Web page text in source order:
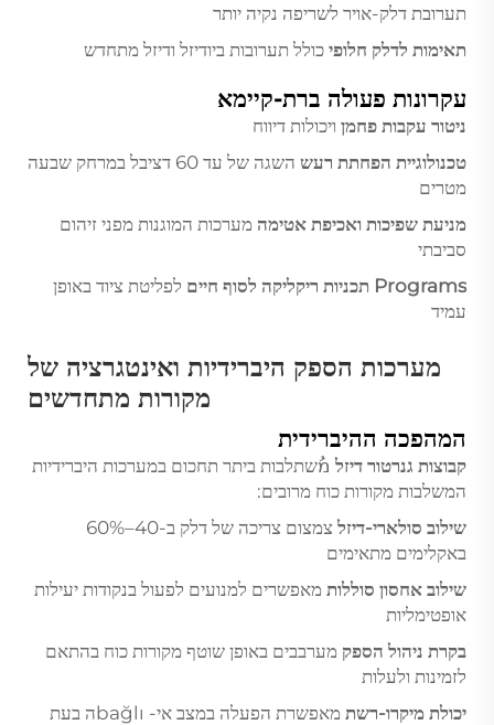
תערובת דלק-אויר לשריפה נקיה יותר
תאימות לדלק חלופי כולל תערובות ביודיזל ודיזל מתחדש
עקרונות פעולה ברת-קיימא
ניטור עקבות פחמן ויכולות דיווח
טכנולוגיית הפחתת רעש
השגה של עד 60 דציבל במרחק שבעה
מטרים
מניעת שפיכות ואכיפת אטימה מערכות המוגנות מפני זיהום
סביבתי
Programs תכניות ריקליקה לסוף חיים
לפליטת ציוד באופן
עמיד
מערכות הספק היברידיות ואינטגרציה של
מקורות מתחדשים
המהפכה ההיברידית
קבוצות גנרטור דיזל מُשתלבות ביתר תחכום במערכות היברידיות
המשלבות מקורות כוח מרובים:
שילוב סולארי-דיזל
צמצום צריכה של דלק ב-40–60%
באקלימים מתאימים
שילוב אחסון סוללות מאפשרים למנועים לפעול בנקודות יעילות
אופטימליות
בקרת ניהול הספק מערבבים באופן שוטף מקורות כוח בהתאם
לזמינות ולעלות
יכולת מיקרו-רשת
מאפשרת הפעלה במצב אי- bağlıה בעת